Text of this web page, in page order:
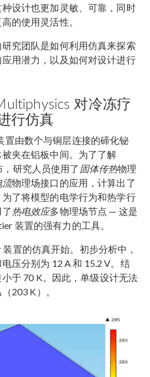
设计也更加灵敏、可靠，同时
的使用灵活性。
究团队是如何利用仿真来探索
用潜力，以及如何对设计进行
对冷冻疗
行仿真
置由数个与铜层连接的碲化铋
夹在铝板中间。为了了解
研究人员使用了 固体传热物理
流物理场接口的应用，计算出了
了将模型的电学行为和热学行
热电效应多物理场节点 — 这是
装置的强有力的工具。
置的仿真开始。初步分析中，
压分别为 12 A 和 15.2 V。结
于 70 K。因此，单级设计无法
203 K）。